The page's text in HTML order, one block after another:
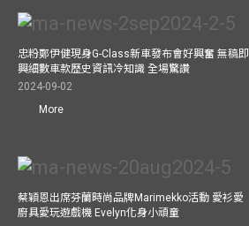
忠粉鄭伊健現身G-Class新車發布會好興奮 無稿即
興細數車款歷史資訊冷知識 全場驚讚
2024-09-02
More
蔡穎恩出席芬蘭時尚品牌Marimekko活動 愛衫愛
廚具愛玩遊戲機 Evelyn化身小頑童